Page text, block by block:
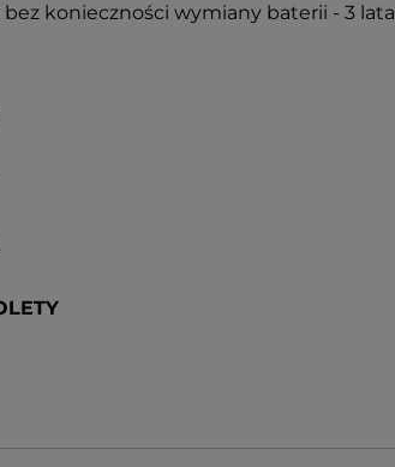
bez konieczności wymiany baterii - 3 lata